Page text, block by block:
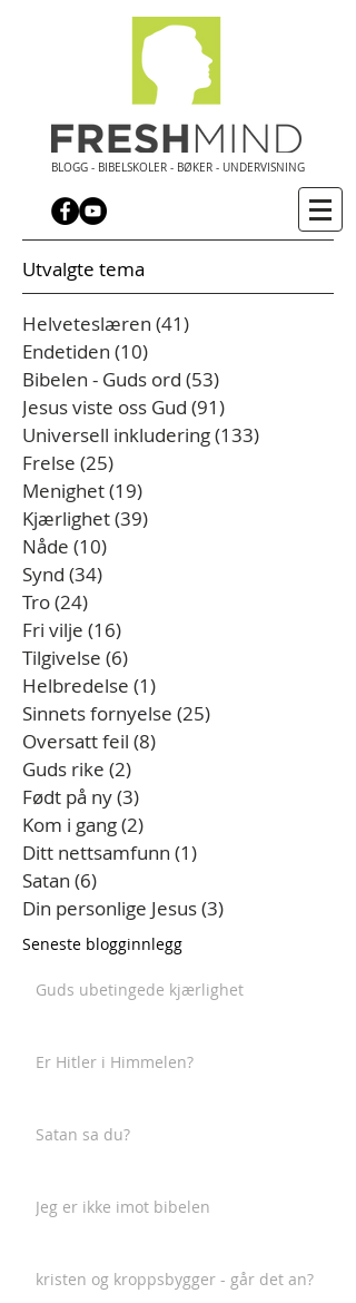
BLOGG - BIBELSKOLER - BØKER - UNDERVISNING
Seneste blogginnlegg
Utvalgte tema
Helveteslæren (41)
Endetiden (10)
Bibelen - Guds ord (53)
Jesus viste oss Gud (91)
Universell inkludering(133)
Frelse (25)
Menighet(19)
Kjærlighet(39)
Nåde (10)
Synd (34)
Tro(24)
Fri vilje (16)
Tilgivelse (6)
Helbredelse (1)
Sinnets fornyelse (25)
Oversatt feil (8)
Guds rike (2)
Født på ny(3)
Kom i gang(2)
Ditt nettsamfunn (1)
Satan (6)
Din personlige Jesus(3)
Guds ubetingede kjærlighet
Er Hitler i Himmelen?
Satan sa du?
Jeg er ikke imot bibelen
kristen og kroppsbygger - går det an?